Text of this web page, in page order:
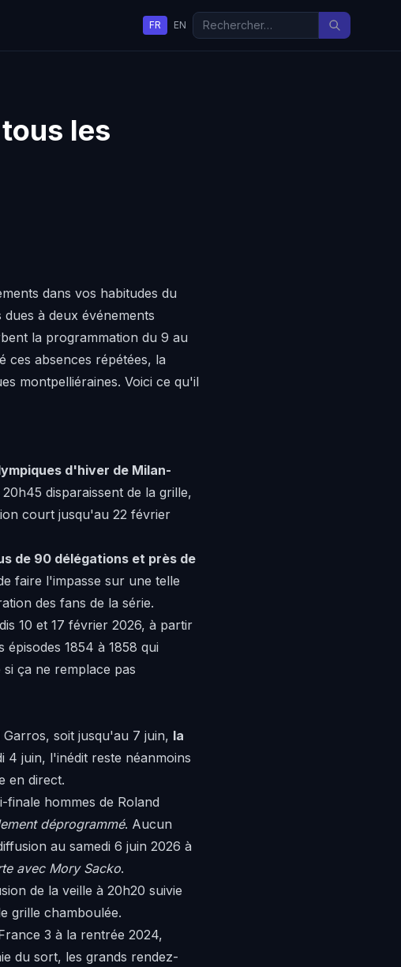
FR EN
les
dans vos habitudes du
à deux événements
la programmation du 9 au
ces absences répétées, la
montpelliéraines. Voici ce qu'il
d'hiver de Milan-
disparaissent de la grille,
court jusqu'au 22 février
de 90 délégations et près de
faire l'impasse sur une telle
des fans de la série.
10 et 17 février 2026, à partir
épisodes 1854 à 1858 qui
ça ne remplace pas
soit jusqu'au 7 juin, la
4 juin, l'inédit reste néanmoins
en direct.
finale hommes de Roland
déprogrammé. Aucun
au samedi 6 juin 2026 à
avec Mory Sacko.
de la veille à 20h20 suivie
grille chamboulée.
3 à la rentrée 2024,
du sort, les grands rendez-